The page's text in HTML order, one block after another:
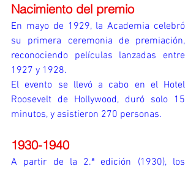
Nacimiento del premio
En mayo de 1929, la Academia celebró
su primera ceremonia de premiación,
reconociendo películas lanzadas entre
1927 y 1928.
El evento se llevó a cabo en el Hotel
Roosevelt de Hollywood, duró solo 15
minutos, y asistieron 270 personas.
1930-1940
A partir de la 2.ª edición (1930), los